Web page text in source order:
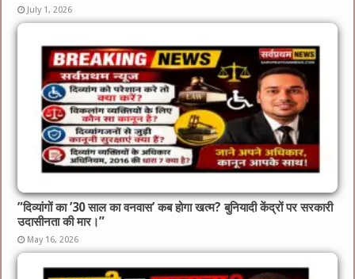
July 1, 2026
​”दिव्यांगों का ’30 साल का वनवास’ कब होगा खत्म? बुनियादी केंद्रों पर सरकारी
उदासीनता की मार।”
May 16, 2026